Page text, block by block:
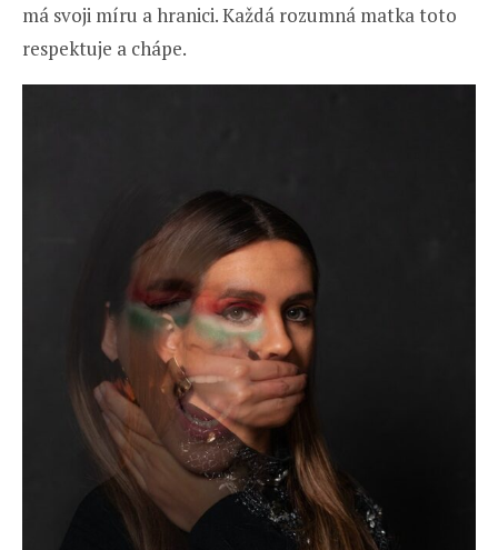
má svoji míru a hranici. Každá rozumná matka toto
respektuje a chápe.